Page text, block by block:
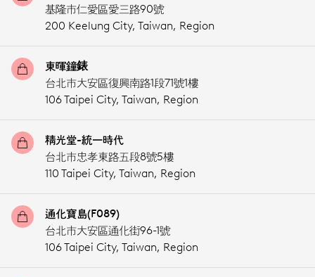
基隆市仁愛區愛三路90號
200 Keelung City, Taiwan, Region
東暉鐘錶
台北市大安區復興南路1段71號1樓
106 Taipei City, Taiwan, Region
精光堂-統一時代
台北市忠孝東路五段8號5樓
110 Taipei City, Taiwan, Region
通化寶島(F089)
台北市大安區通化街96-1號
106 Taipei City, Taiwan, Region